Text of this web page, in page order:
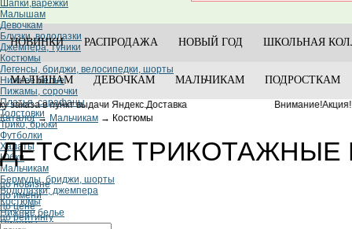
Шапки,варежки
Малышам
Девочкам
Блузки, водолазки
Джемпера, туники
Костюмы
Легенсы, бриджи, велосипедки, шорты
Нижнее белье
Пижамы, сорочки
Платья, сарафаны
Толстовки
Трико, брюки
Футболки
Халаты
Юбки
Мальчикам
Бермуды, бриджи, шорты
Водолазки, джемпера
Костюмы
Нижнее белье
Пижамы
НОВИНКИ РАСПРОДАЖА НОВЫЙ ГОД ШКОЛЬНАЯ
МАЛЫШАМ ДЕВОЧКАМ МАЛЬЧИКАМ ПОДРОСТКАМ
в пункт выдачи Яндекс.Доставка ⠀⠀⠀⠀⠀⠀⠀⠀⠀⠀⠀⠀Внимание!Акция!
Каталог→ Мальчикам → Костюмы
ДЕТСКИЕ
по новизне
по имени
по цене
по рейтингу